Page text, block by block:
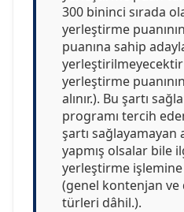
300 bininci sırada
yerleştirme
puanına sahip
yerleştirilmeyecektir
yerleştirme
alınır.). Bu şartı
programı tercih
şartı sağlayamayan
yapmış olsalar bile
yerleştirme işlemine
(genel kontenjan
türleri dâhil.).